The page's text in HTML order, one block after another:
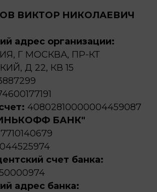
ВИКТОР НИКОЛАЕВИЧ
адрес организации:
Г МОСКВА, ПР-КТ
Д 22, КВ 15
40802810000004459087
БАНК"
7710140679
044525974
счет банка:
адрес банка: